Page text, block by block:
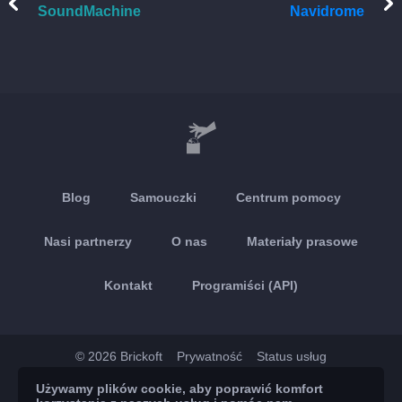
SoundMachine Navidrome
Blog Samouczki Centrum pomocy
Nasi partnerzy O nas Materiały prasowe
Kontakt Programiści (API)
© 2026 Brickoft Prywatność Status usług
App Store Google Play
Używamy plików cookie, aby poprawić komfort